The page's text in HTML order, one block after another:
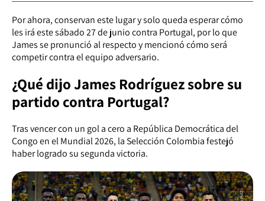
Por ahora, conservan este lugar y solo queda esperar cómo
les irá este sábado 27 de junio contra Portugal, por lo que
James se pronunció al respecto y mencionó cómo será
competir contra el equipo adversario.
¿Qué dijo James Rodríguez sobre su
partido contra Portugal?
Tras vencer con un gol a cero a República Democrática del
Congo en el Mundial 2026, la Selección Colombia festejó
haber logrado su segunda victoria.